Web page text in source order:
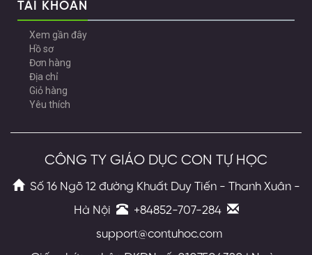
TÀI KHOẢN
Xem gần đây
Hồ sơ
Đơn hàng
Địa chỉ
Giỏ hàng
Yêu thích
CÔNG TY GIÁO DỤC CON TỰ HỌC
Số 16 Ngõ 12 đường Khuất Duy Tiến - Thanh Xuân -
Hà Nội
+84852-707-284
support@contuhoc.com